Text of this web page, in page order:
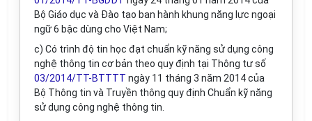
Bộ Giáo dục và Đào tạo ban hành khung năng lực ngoại
ngữ 6 bậc dùng cho Việt Nam;
c) Có trình độ tin học đạt chuẩn kỹ năng sử dụng công
nghệ thông tin cơ bản theo quy định tại Thông tư số
03/2014/TT-BTTTT ngày 11 tháng 3 năm 2014 của
Bộ Thông tin và Truyền thông quy định Chuẩn kỹ năng
sử dụng công nghệ thông tin.